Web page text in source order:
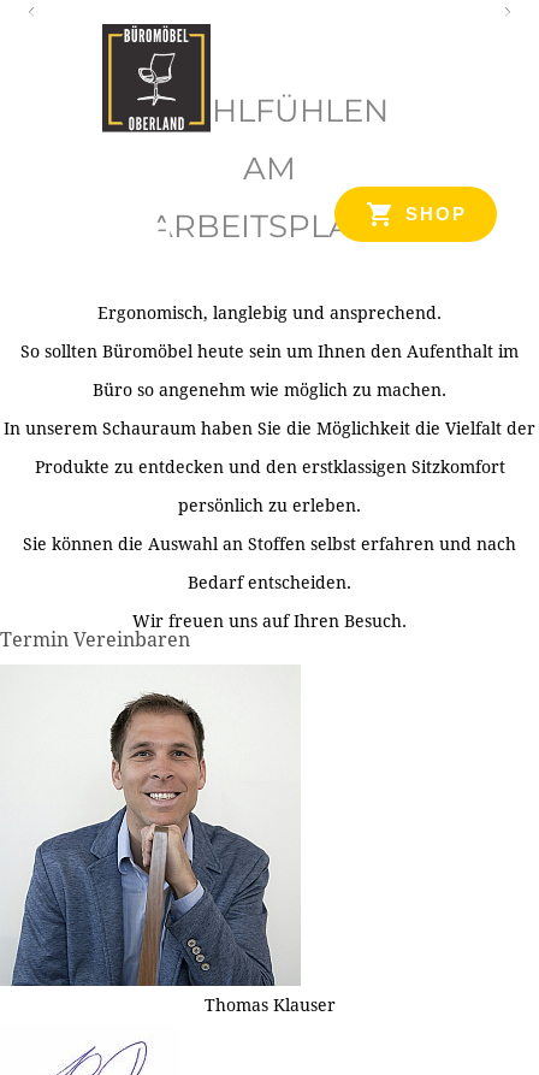
SHOP
WOHLFÜHLEN
AM
ARBEITSPLATZ
Ergonomisch, langlebig und ansprechend.
So sollten Büromöbel heute sein um Ihnen den Aufenthalt im
Büro so angenehm wie möglich zu machen.
In unserem Schauraum haben Sie die Möglichkeit die Vielfalt der
Produkte zu entdecken und den erstklassigen Sitzkomfort
persönlich zu erleben.
Sie können die Auswahl an Stoffen selbst erfahren und nach
Bedarf entscheiden.
Wir freuen uns auf Ihren Besuch.
Termin Vereinbaren
Thomas Klauser